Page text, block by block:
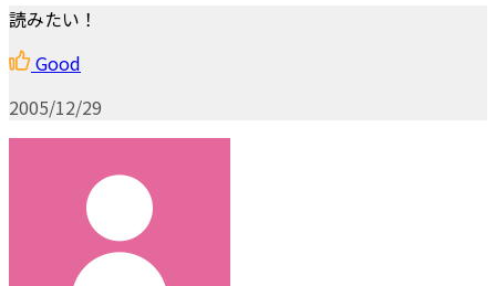
読みたい！
Good
2005/12/29